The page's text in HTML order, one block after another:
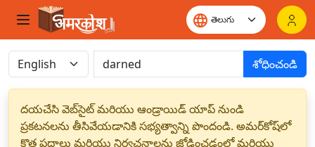
శోధించండి
దయచేసి వెబ్‌సైట్ మరియు ఆండ్రాయిడ్ యాప్ నుండి
ప్రకటనలను తీసివేయడానికి సభ్యత్వాన్ని పొందండి. అమర్‌కోష్‌లో
కొత్త పదాలు మరియు నిర్వచనాలను జోడించడంలో మరియు